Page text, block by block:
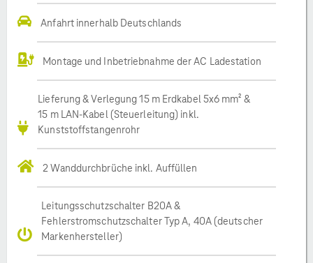
Anfahrt innerhalb Deutschlands
Montage und Inbetriebnahme der AC Ladestation
Lieferung & Verlegung 15 m Erdkabel 5x6 mm² &
15 m LAN-Kabel (Steuerleitung) inkl.
Kunststoffstangenrohr
2 Wanddurchbrüche inkl. Auffüllen
Leitungsschutzschalter B20A &
Fehlerstromschutzschalter Typ A, 40A (deutscher
Markenhersteller)